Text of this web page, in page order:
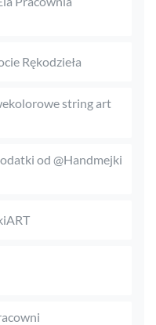
Rękodzieła
string art
od @Handmejki